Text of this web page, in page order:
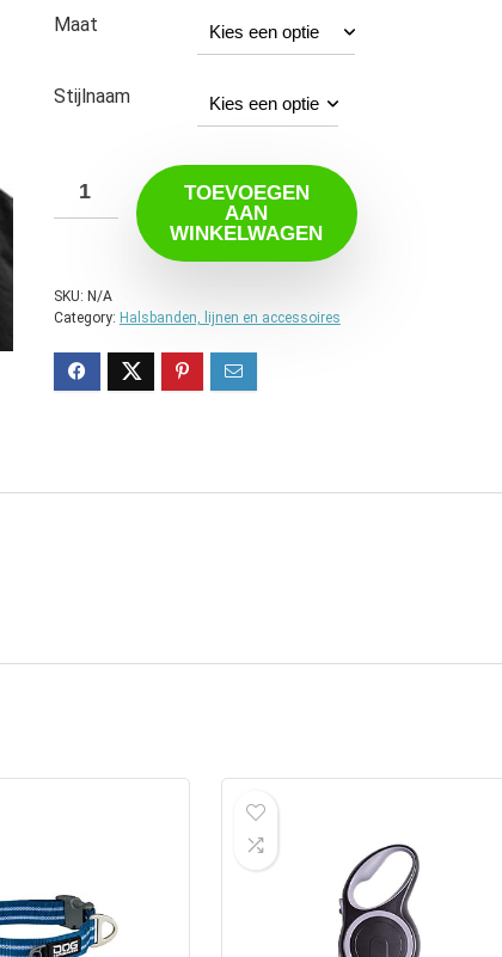
Maat
Stijlnaam
TOEVOEGEN
AAN
WINKELWAGEN
SKU: N/A
Category: Halsbanden, lijnen en accessoires